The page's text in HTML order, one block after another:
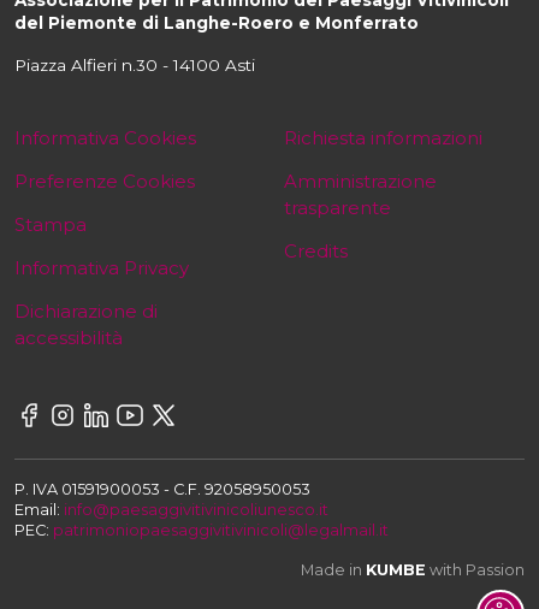
del Piemonte di Langhe-Roero e Monferrato
Piazza Alfieri n.30 - 14100 Asti
Informativa Cookies
Preferenze Cookies
Stampa
Informativa Privacy
Dichiarazione di
accessibilità
Richiesta informazioni
Amministrazione
trasparente
Credits
P. IVA 01591900053 - C.F. 92058950053
Email: info@paesaggivitivinicoliunesco.it
PEC: patrimoniopaesaggivitivinicoli@legalmail.it
Made in KUMBE with Passion